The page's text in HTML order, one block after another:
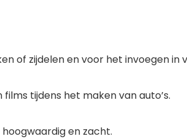
of zijdelen en voor het invoegen in
tijdens het maken van auto’s.
en zacht.